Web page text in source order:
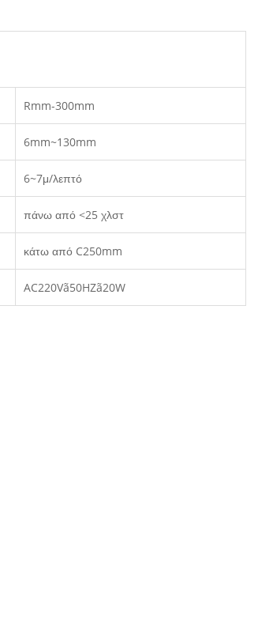
Rmm-300mm
6mm~130mm
6~7μ/λεπτό
πάνω από <25 χλστ
κάτω από C250mm
AC220Vã50HZã20W